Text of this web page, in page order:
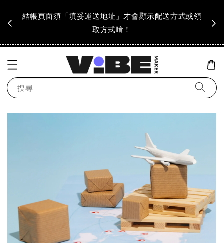
結帳頁面須「填妥運送地址」才會顯示配送方式或領
取方式唷！
搜尋